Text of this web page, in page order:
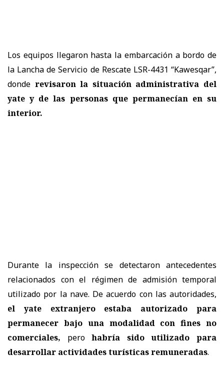
Los equipos llegaron hasta la embarcación a bordo de
la Lancha de Servicio de Rescate LSR-4431 “Kawesqar”,
donde revisaron la situación administrativa del
yate y de las personas que permanecían en su
interior.
Durante la inspección se detectaron antecedentes
relacionados con el régimen de admisión temporal
utilizado por la nave. De acuerdo con las autoridades,
el yate extranjero estaba autorizado para
permanecer bajo una modalidad con fines no
comerciales, perohabría sido utilizado para
desarrollar actividades turísticas remuneradas.